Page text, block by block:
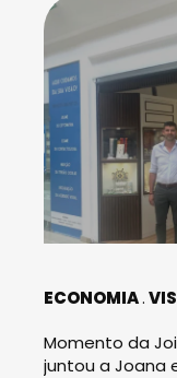
ECONOMIA
Momento da
juntou a Joana